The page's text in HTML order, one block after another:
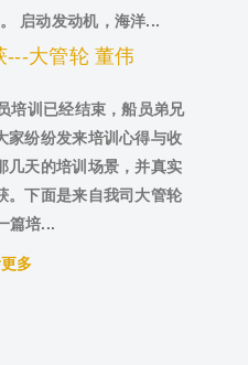
启动发动机，海洋...
---大管轮 董伟
培训已经结束，船员弟兄
家纷纷发来培训心得与收
几天的培训场景，并真实
。下面是来自我司大管轮
篇培...
多